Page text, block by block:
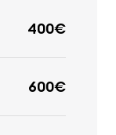
400€
600€